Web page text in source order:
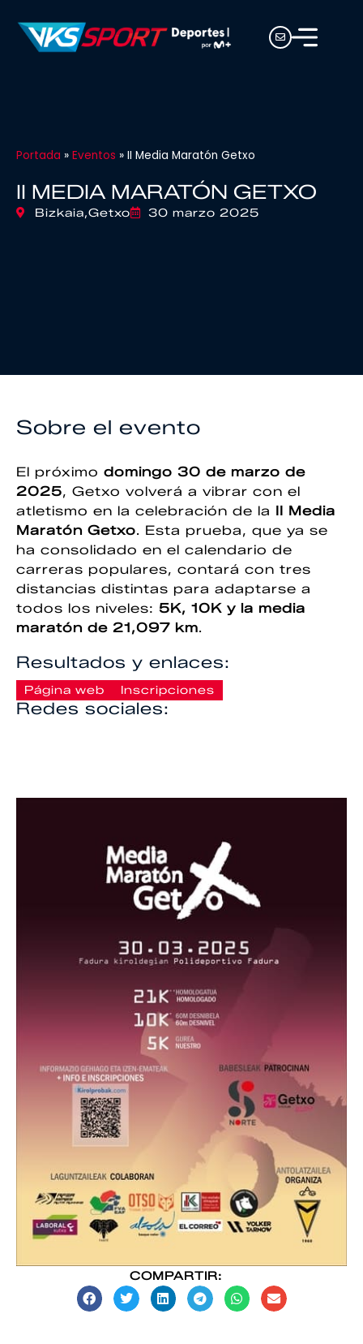
Portada » Eventos » II Media Maratón Getxo
II MEDIA MARATÓN GETXO
Bizkaia,Getxo 30 marzo 2025
Sobre el evento
El próximo domingo 30 de marzo de
2025, Getxo volverá a vibrar con el
atletismo en la celebración de la II Media
Maratón Getxo. Esta prueba, que ya se
ha consolidado en el calendario de
carreras populares, contará con tres
distancias distintas para adaptarse a
todos los niveles: 5K, 10K y la media
maratón de 21,097 km.
Resultados y enlaces:
Página web Inscripciones
Redes sociales:
COMPARTIR: